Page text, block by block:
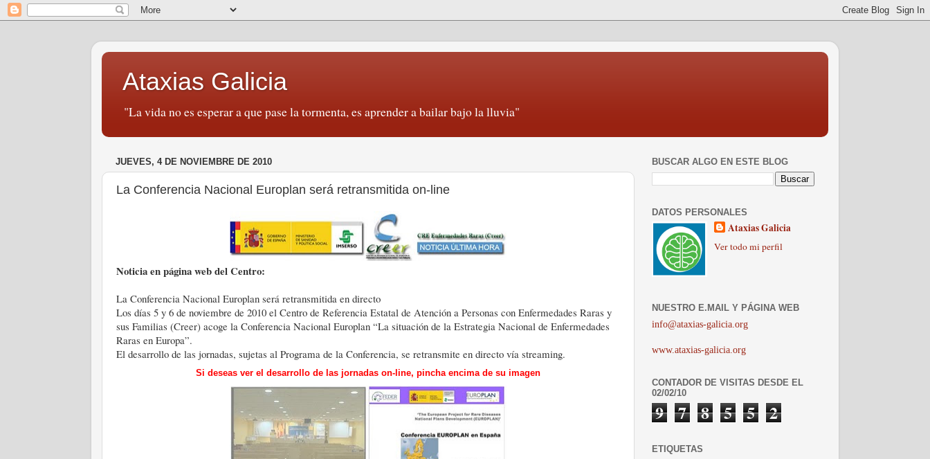
Ataxias Galicia
"La vida no es esperar a que pase la tormenta, es aprender a bailar bajo la lluvia"
JUEVES, 4 DE NOVIEMBRE DE 2010
La Conferencia Nacional Europlan será retransmitida on-line
Noticia en página web del Centro:
La Conferencia Nacional Europlan será retransmitida en directo
Los días 5 y 6 de noviembre de 2010 el Centro de Referencia Estatal de Atención a Personas con Enfermedades Raras y
sus Familias (Creer) acoge la Conferencia Nacional Europlan “La situación de la Estrategia Nacional de Enfermedades
Raras en Europa”.
El desarrollo de las jornadas, sujetas al Programa de la Conferencia, se retransmite en directo vía streaming.
Si deseas ver el desarrollo de las jornadas on-line, pincha encima de su imagen
BUSCAR ALGO EN ESTE BLOG
DATOS PERSONALES
Ataxias Galicia
Ver todo mi perfil
NUESTRO E.MAIL Y PÁGINA WEB
info@ataxias-galicia.org
www.ataxias-galicia.org
CONTADOR DE VISITAS DESDE EL
02/02/10
9 7 8 5 5 2
ETIQUETAS